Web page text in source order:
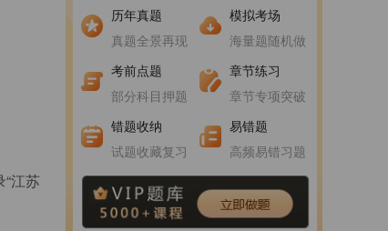
江苏
历年真题
真题全景再现
模拟考场
海量题随机做
考前点题
部分科目押题
进入做题
章节练习
章节专项突破
进入做题
错题收纳
试题收藏复习
进入做题
易错题
高频易错习题
进入做题